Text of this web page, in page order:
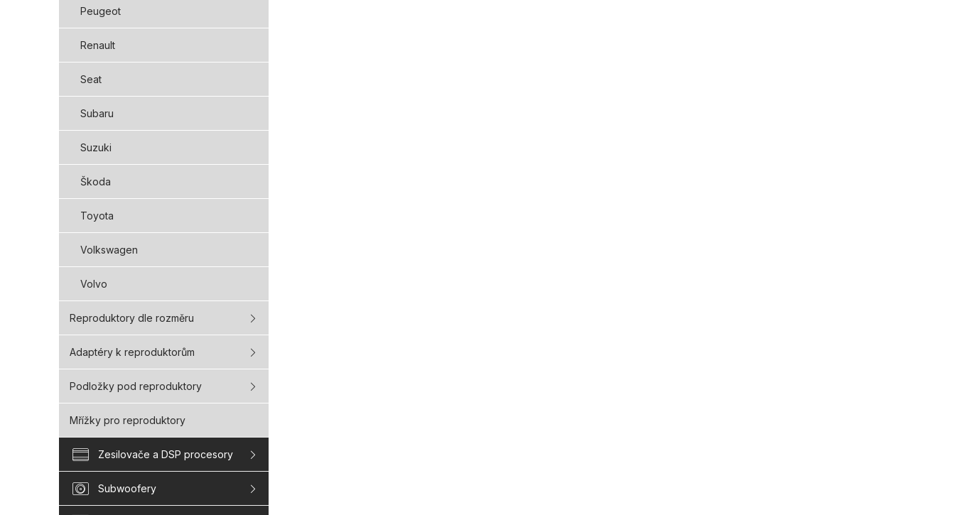
Peugeot
Renault
Seat
Subaru
Suzuki
Škoda
Toyota
Volkswagen
Volvo
Reproduktory dle rozměru
Adaptéry k reproduktorům
Podložky pod reproduktory
Mřížky pro reproduktory
Zesilovače a DSP procesory
Subwoofery